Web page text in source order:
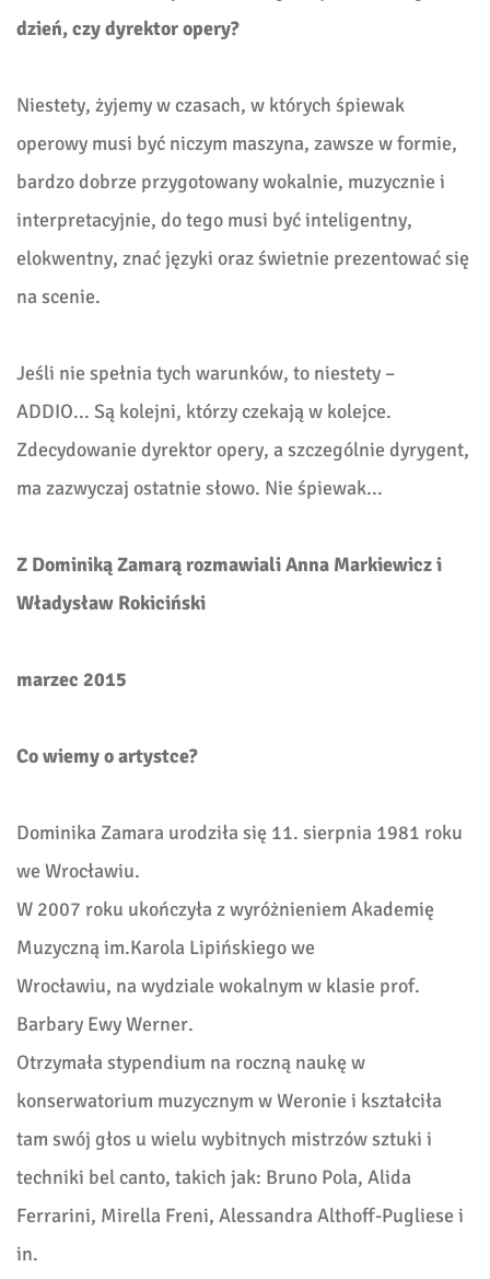
dzień, czy dyrektor opery?
Niestety, żyjemy w czasach, w których śpiewak
operowy musi być niczym maszyna, zawsze w formie,
bardzo dobrze przygotowany wokalnie, muzycznie i
interpretacyjnie, do tego musi być inteligentny,
elokwentny, znać języki oraz świetnie prezentować się
na scenie.
Jeśli nie spełnia tych warunków, to niestety –
ADDIO... Są kolejni, którzy czekają w kolejce.
Zdecydowanie dyrektor opery, a szczególnie dyrygent,
ma zazwyczaj ostatnie słowo. Nie śpiewak...
Z Dominiką Zamarą rozmawiali Anna Markiewicz i
Władysław Rokiciński
marzec 2015
Co wiemy o artystce?
Dominika Zamara urodziła się 11. sierpnia 1981 roku
we Wrocławiu.
W 2007 roku ukończyła z wyróżnieniem Akademię
Muzyczną im.Karola Lipińskiego we
Wrocławiu, na wydziale wokalnym w klasie prof.
Barbary Ewy Werner.
Otrzymała stypendium na roczną naukę w
konserwatorium muzycznym w Weronie i kształciła
tam swój głos u wielu wybitnych mistrzów sztuki i
techniki bel canto, takich jak: Bruno Pola, Alida
Ferrarini, Mirella Freni, Alessandra Althoff-Pugliese i
in.